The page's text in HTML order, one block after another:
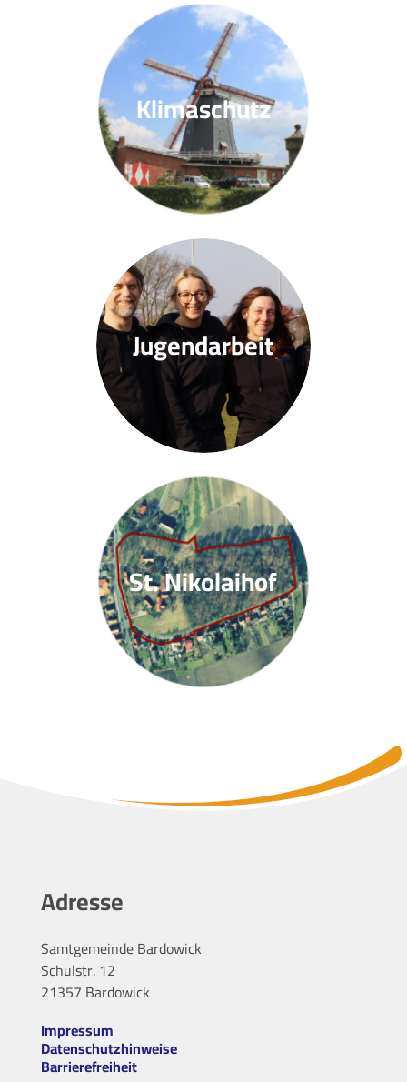
Klimaschutz
Jugendarbeit
St. Nikolaihof
Adresse
Samtgemeinde Bardowick
Schulstr. 12
21357 Bardowick
Impressum
Datenschutzhinweise
Barrierefreiheit